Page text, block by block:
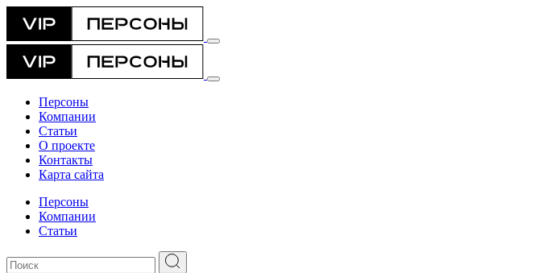
Персоны
Компании
Статьи
О проекте
Контакты
Карта сайта
Персоны
Компании
Статьи